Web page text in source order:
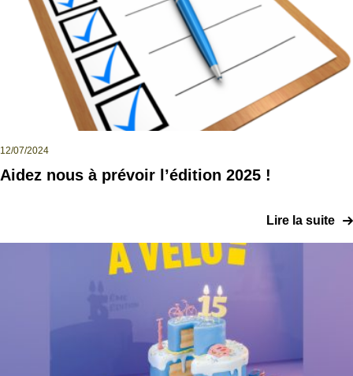
12/07/2024
Aidez nous à prévoir l’édition 2025 !
Lire la suite